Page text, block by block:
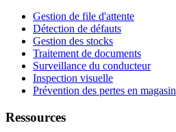
Gestion de file d'attente
Détection de défauts
Gestion des stocks
Traitement de documents
Surveillance du conducteur
Inspection visuelle
Prévention des pertes en magasin
Ressources